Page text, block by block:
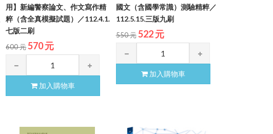
用】新編警察論文、作文寫作精
粹（含全真模擬試題）／112.4.1.
七版二刷
600 元570 元
加入購物車
國文（含國學常識）測驗精粹／
112.5.15.三版九刷
550 元 522 元
加入購物車